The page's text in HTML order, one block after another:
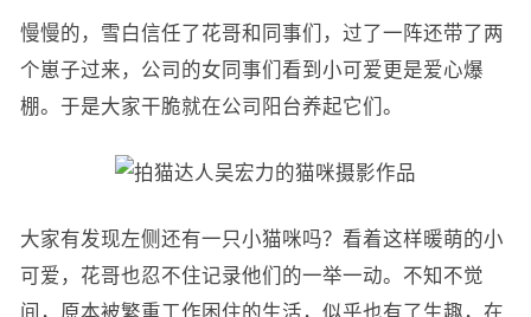
慢慢的，雪白信任了花哥和同事们，过了一阵还带了两
个崽子过来，公司的女同事们看到小可爱更是爱心爆
棚。于是大家干脆就在公司阳台养起它们。
大家有发现左侧还有一只小猫咪吗？看着这样暖萌的小
可爱，花哥也忍不住记录他们的一举一动。不知不觉
间，原本被繁重工作困住的生活，似乎也有了生趣，在